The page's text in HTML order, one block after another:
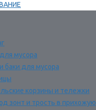
мусора
баки для мусора
корзины и тележки
зонт и трость в прихожую